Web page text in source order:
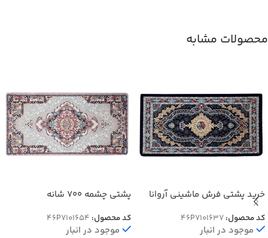
محصولات مشابه
خرید پشتی فرش ماشینی آروانا
سرمه ای
کد محصول:46P7101637
موجود در انبار
پشتی چشمه 700 شانه
کد محصول: 46P7101654
موجود در انبار